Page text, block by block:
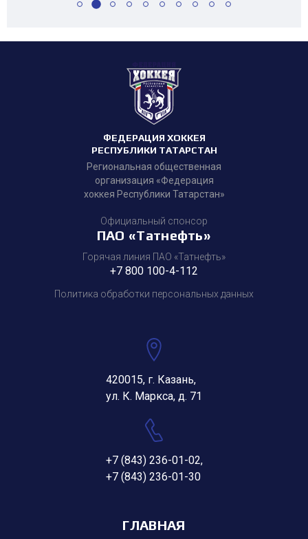
ФЕДЕРАЦИЯ ХОККЕЯ
РЕСПУБЛИКИ ТАТАРСТАН
Региональная общественная
организация «Федерация
хоккея Республики Татарстан»
Официальный спонсор
ПАО «Татнефть»
Горячая линия ПАО «Татнефть»
+7 800 100-4-112
Политика обработки персональных данных
420015, г. Казань,
ул. К. Маркса, д. 71
+7 (843) 236-01-02,
+7 (843) 236-01-30
ГЛАВНАЯ